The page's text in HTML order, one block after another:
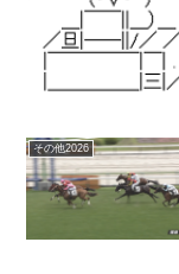
その他2026